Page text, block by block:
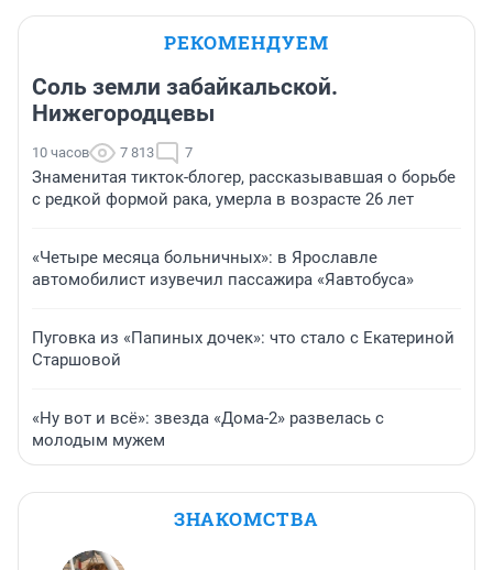
РЕКОМЕНДУЕМ
Соль земли забайкальской.
Нижегородцевы
10 часов 7 813 7
Знаменитая тикток-блогер, рассказывавшая о борьбе
с редкой формой рака, умерла в возрасте 26 лет
«Четыре месяца больничных»: в Ярославле
автомобилист изувечил пассажира «Яавтобуса»
Пуговка из «Папиных дочек»: что стало с Екатериной
Старшовой
«Ну вот и всё»: звезда «Дома-2» развелась с
молодым мужем
ЗНАКОМСТВА